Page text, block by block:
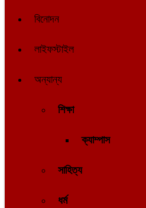
বিনোদন
লাইফস্টাইল
অন্যান্য
শিক্ষা
ক্যাম্পাস
সাহিত্য
ধর্ম